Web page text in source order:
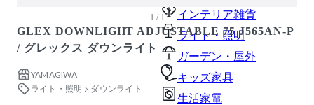
インテリア雑貨
ライト・照明
ガーデン・屋外
キッズ家具
生活家電
1 / 1
GLEX DOWNLIGHT ADJUSTABLE 75 J565AN-P
/ グレックス ダウンライト
YAMAGIWA
ライト・照明
ダウンライト